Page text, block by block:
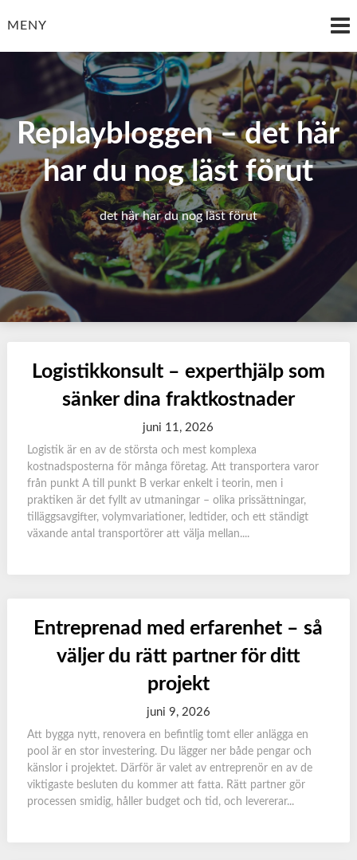
tillMENY
Replaybloggen – det här
har du nog läst förut
det här har du nog läst förut
Logistikkonsult – experthjälp som
sänker dina fraktkostnader
juni 11, 2026
Logistik är en av de största och mest komplexa
kostnadsposterna för många företag. Att transportera varor
från punkt A till punkt B verkar enkelt i teorin, men i
praktiken är det fyllt av utmaningar – olika prissättningar,
tilläggsavgifter, volymvariationer, ledtider, och ett ständigt
växande antal transportörer att välja mellan....
Entreprenad med erfarenhet – så
väljer du rätt partner för ditt
projekt
juni 9, 2026
Att bygga nytt, renovera en befintlig tomt eller anlägga en
pool är en stor investering. Du lägger ner både pengar och
känslor i projektet. Därför är valet av entreprenör en av de
viktigaste besluten du kommer att fatta. Rätt partner gör
processen smidig, håller budget och tid, och levererar...